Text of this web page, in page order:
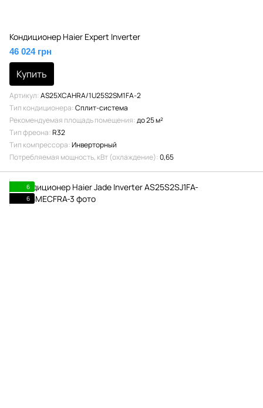
Кондиционер Haier Expert Inverter
46 024 грн
Купить
Артикул AS25XCAHRA/1U25S2SM1FA-2
Тип кондиционера Сплит-система
Рекомендуемая площадь помещения до 25 м²
Тип фреона R32
Тип компрессора Инверторный
Потребляемая мощность, кВт (охлаждение) 0,65
6
6